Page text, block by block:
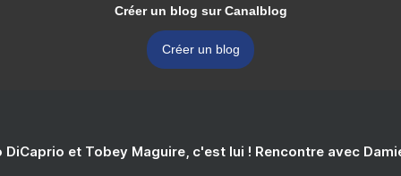
Créer un blog sur Canalblog
Créer un blog
DiCaprio et Tobey Maguire, c'est lui ! Rencontre avec